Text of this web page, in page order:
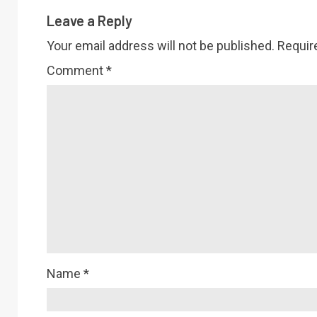
Leave a Reply
Your email address will not be published.
Comment*
Name *